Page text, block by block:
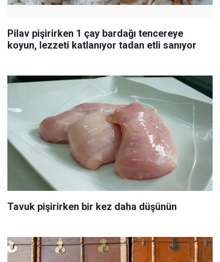
Pilav pişirirken 1 çay bardağı tencereye
koyun, lezzeti katlanıyor tadan etli sanıyor
Tavuk pişirirken bir kez daha düşünün